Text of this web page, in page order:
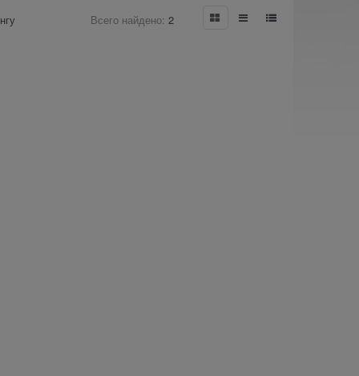
Всего найдено: 2